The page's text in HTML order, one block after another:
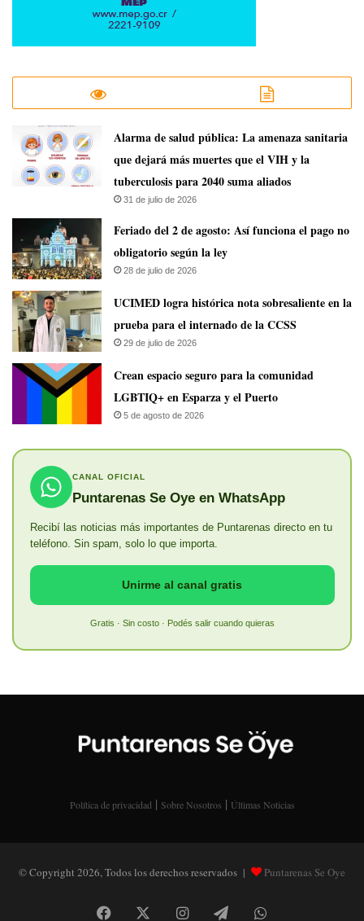
​Alarma de salud pública: La amenaza sanitaria
que dejará más muertes que el VIH y la
tuberculosis para 2040 suma aliados
31 de julio de 2026
Feriado del 2 de agosto: Así funciona el pago no
obligatorio según la ley
28 de julio de 2026
UCIMED logra histórica nota sobresaliente en la
prueba para el internado de la CCSS
29 de julio de 2026
Crean espacio seguro para la comunidad
LGBTIQ+ en Esparza y el Puerto
5 de agosto de 2026
CANAL OFICIAL
Puntarenas Se Oye en WhatsApp
Recibí las noticias más importantes de Puntarenas directo en tu
teléfono. Sin spam, solo lo que importa.
Unirme al canal gratis
Gratis · Sin costo · Podés salir cuando quieras
Política de privacidad | Sobre Nosotros | Últimas Noticias
© Copyright 2026, Todos los derechos reservados | Puntarenas Se Oye
Facebook InstagramTelegramWhatsApp